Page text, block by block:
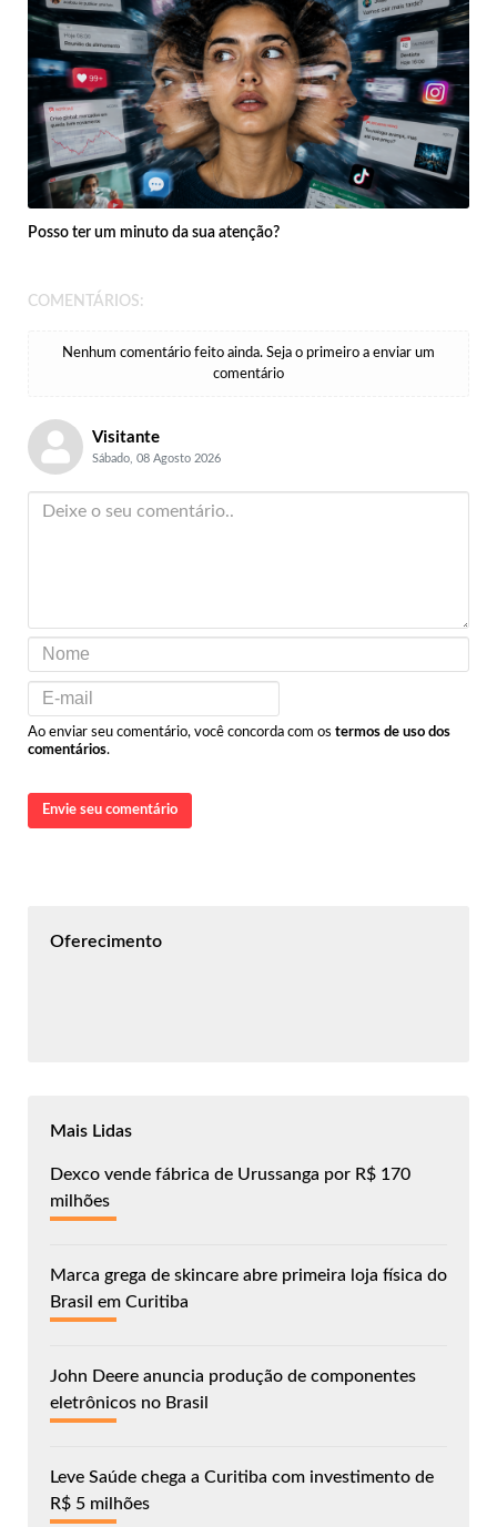
Posso ter um minuto da sua atenção?
COMENTÁRIOS:
Nenhum comentário feito ainda. Seja o primeiro a enviar um
comentário
Visitante
Sábado, 08 Agosto 2026
Ao enviar seu comentário, você concorda com os termos de uso dos
comentários.
Envie seu comentário
Oferecimento
Mais Lidas
Dexco vende fábrica de Urussanga por R$ 170
milhões
Marca grega de skincare abre primeira loja física do
Brasil em Curitiba
John Deere anuncia produção de componentes
eletrônicos no Brasil
Leve Saúde chega a Curitiba com investimento de
R$ 5 milhões